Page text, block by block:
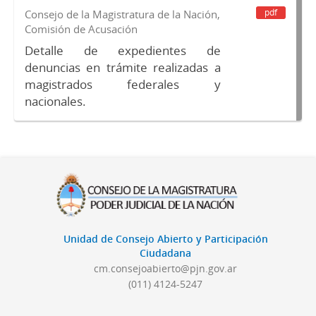
Consejo de la Magistratura de la Nación,
Comisión de Acusación
Detalle de expedientes de
denuncias en trámite realizadas a
magistrados federales y
nacionales.
pdf
Unidad de Consejo Abierto y Participación
Ciudadana
cm.consejoabierto@pjn.gov.ar
(011) 4124-5247